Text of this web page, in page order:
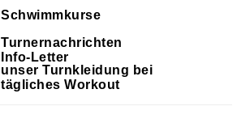
Schwimmkurse
Turnernachrichten
unser Turnkleidung bei
Info-Letter
tägliches Workout